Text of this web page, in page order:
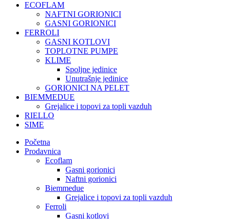
ECOFLAM
NAFTNI GORIONICI
GASNI GORIONICI
FERROLI
GASNI KOTLOVI
TOPLOTNE PUMPE
KLIME
Spoljne jedinice
Unutrašnje jedinice
GORIONICI NA PELET
BIEMMEDUE
Grejalice i topovi za topli vazduh
RIELLO
SIME
Početna
Prodavnica
Ecoflam
Gasni gorionici
Naftni gorionici
Biemmedue
Grejalice i topovi za topli vazduh
Ferroli
Gasni kotlovi